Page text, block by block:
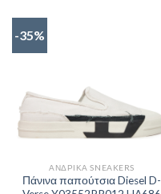
-35%
ΑΝΔΡΙΚΆ SNEAKERS
Πάνινα παπούτσια Diesel D-